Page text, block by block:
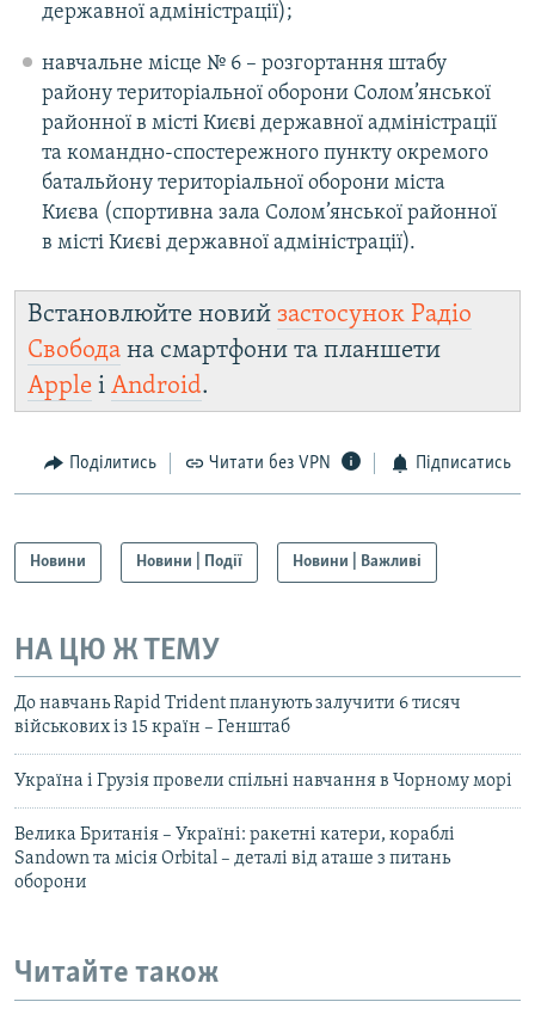
державної адміністрації);
навчальне місце № 6 – розгортання штабу
району територіальної оборони Солом’янської
районної в місті Києві державної адміністрації
та командно-спостережного пункту окремого
батальйону територіальної оборони міста
Києва (спортивна зала Солом’янської районної
в місті Києві державної адміністрації).
Встановлюйте новий застосунок Радіо
Свобода на смартфони та планшети
Apple і Android.
Поділитись Читати без VPN Підписатись
Новини Новини | Події Новини | Важливі
НА ЦЮ Ж ТЕМУ
До навчань Rapid Trident планують залучити 6 тисяч
військових із 15 країн – Генштаб
Україна і Грузія провели спільні навчання в Чорному морі
Велика Британія – Україні: ракетні катери, кораблі
Sandown та місія Orbital – деталі від аташе з питань
оборони
Читайте також